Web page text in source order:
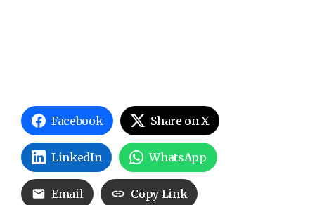
Facebook Share on X
LinkedIn WhatsApp
Email Copy Link